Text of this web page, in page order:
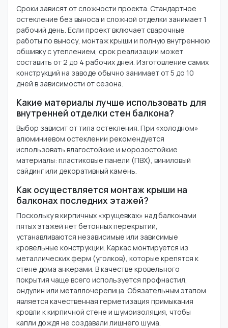
Сроки зависят от сложности проекта. Стандартное
остекление без выноса и сложной отделки занимает 1
рабочий день. Если проект включает сварочные
работы по выносу, монтаж крыши и полную внутреннюю
обшивку с утеплением, срок реализации может
составить от 2 до 4 рабочих дней. Изготовление самих
конструкций на заводе обычно занимает от 5 до 10
дней в зависимости от сезона.
Какие материалы лучше использовать для
внутренней отделки стен балкона?
Выбор зависит от типа остекления. При «холодном»
алюминиевом остеклении рекомендуется
использовать влагостойкие и морозостойкие
материалы: пластиковые панели (ПВХ), виниловый
сайдинг или декоративный камень.
Как осуществляется монтаж крыши на
балконах последних этажей?
Поскольку в кирпичных «хрущевках» над балконами
пятых этажей нет бетонных перекрытий,
устанавливаются независимые или зависимые
кровельные конструкции. Каркас монтируется из
металлических ферм (уголков), которые крепятся к
стене дома анкерами. В качестве кровельного
покрытия чаще всего используется профнастил,
ондулин или металлочерепица. Обязательным этапом
является качественная герметизация примыкания
кровли к кирпичной стене и шумоизоляция, чтобы
капли дождя не создавали лишнего шума.